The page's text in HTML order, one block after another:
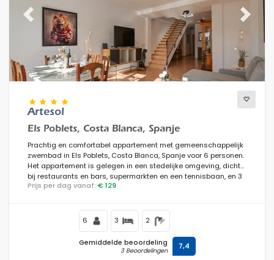
Slaapkamers
Badkamers
Populaire diensten
Voorwaarden
Previous Next
Artesol
Els Poblets, Costa Blanca, Spanje
Prachtig en comfortabel appartement met gemeenschappelijk
zwembad in Els Poblets, Costa Blanca, Spanje voor 6 personen.
Het appartement is gelegen in een stedelijke omgeving, dicht
bij restaurants en bars, supermarkten en een tennisbaan, en 3
km van het strand Playa de L'Estanyó.
Prijs per dag vanaf: € 129
6 3 2
Gemiddelde beoordeling
3 Beoordelingen 7,4